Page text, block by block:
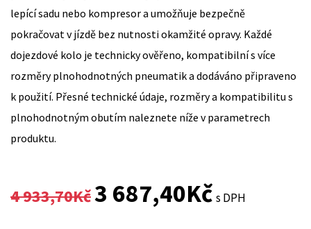
lepící sadu nebo kompresor a umožňuje bezpečně
pokračovat v jízdě bez nutnosti okamžité opravy. Každé
dojezdové kolo je technicky ověřeno, kompatibilní s více
rozměry plnohodnotných pneumatik a dodáváno připraveno
k použití. Přesné technické údaje, rozměry a kompatibilitu s
plnohodnotným obutím naleznete níže v parametrech
produktu.
4 933,70Kč
Original
3 687,40KčCurrent
s DPH